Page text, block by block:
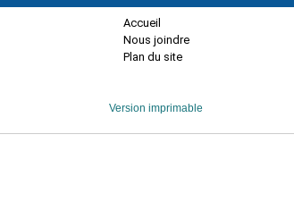
Accueil
Nous joindre
Plan du site
Version imprimable